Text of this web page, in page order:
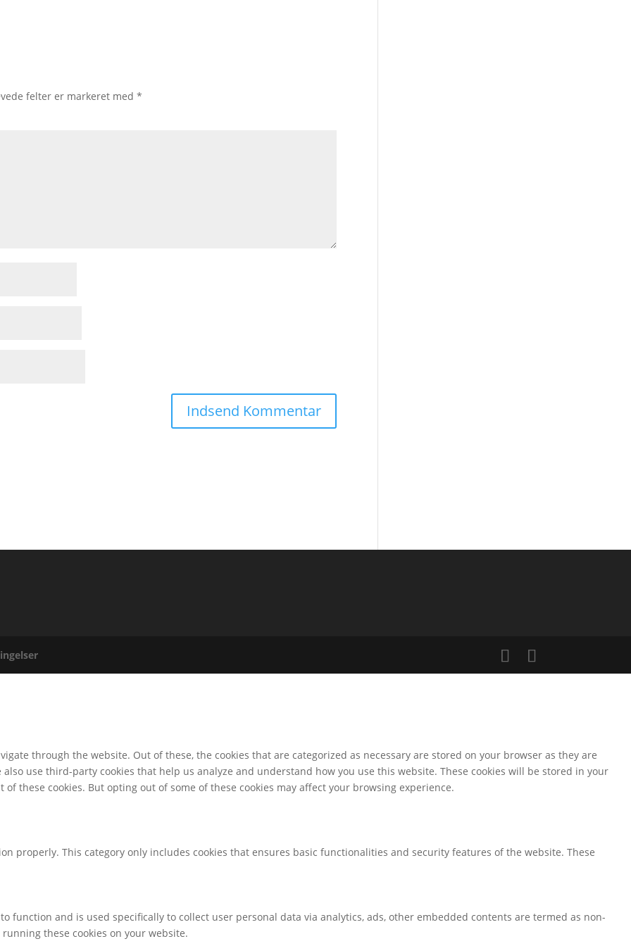
felter er markeret med*
through the website. Out of these, the cookies that are categorized as necessary are stored on your browser as they are
use third-party cookies that help us analyze and understand how you use this website. These cookies will be stored in your
these cookies. But opting out of some of these cookies may affect your browsing experience.
properly. This category only includes cookies that ensures basic functionalities and security features of the website. These
function and is used specifically to collect user personal data via analytics, ads, other embedded contents are termed as non-
these cookies on your website.